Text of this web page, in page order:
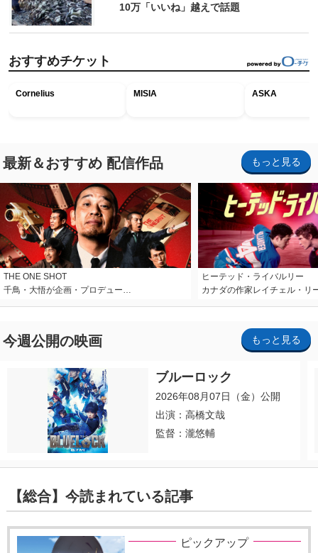
10万「いいね」越えで話題
おすすめチケット
Cornelius MISIA ASKA
最新＆おすすめ 配信作品 もっと見る
THE ONE SHOT
千鳥・大悟が企画・プロデュー…
ヒーテッド・ライバルリー
カナダの作家レイチェル・リ
今週公開の映画 もっと見る
ブルーロック
2026年08月07日（金）公開
出演：高橋文哉
監督：瀧悠輔
【総合】今読まれている記事
ピックアップ